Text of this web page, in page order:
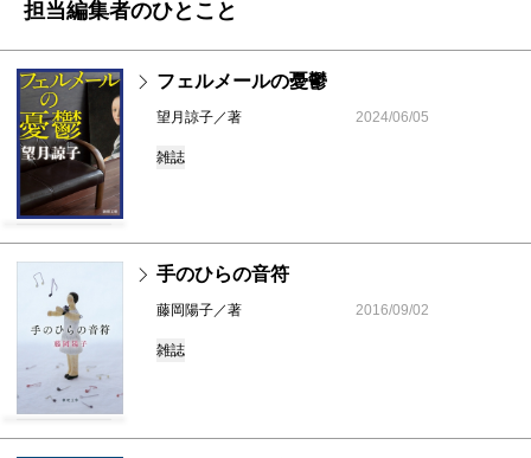
担当編集者のひとこと
フェルメールの憂鬱
望月諒子／著 2024/06/05
雑誌
手のひらの音符
藤岡陽子／著 2016/09/02
雑誌